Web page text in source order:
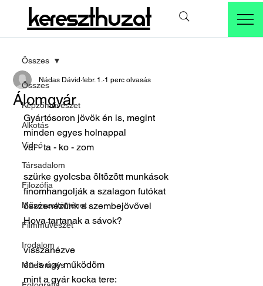
kereszthuzat
Összes
Képzőművészet
Alkotás
Videó
Társadalom
Filozófia
Művészettörténet
Filmművészet
Irodalom
Műelemzés
Összes
Álomgyár
Nádas Dávid febr. 1. 1 perc olvasás
Gyártósoron jövök én is, megint
minden egyes holnappal
vál - ta - ko - zom
szürke gyolcsba öltözött munkások
finomhangolják a szalagon futókat
összenézünk a szembejövővel
Hova tartanak a sávok?
visszanézve
én is úgy működöm
mint a gyár kocka tere: